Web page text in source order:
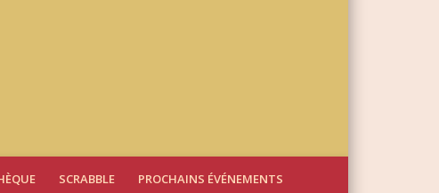
SCRABBLE PROCHAINS ÉVÉNEMENTS